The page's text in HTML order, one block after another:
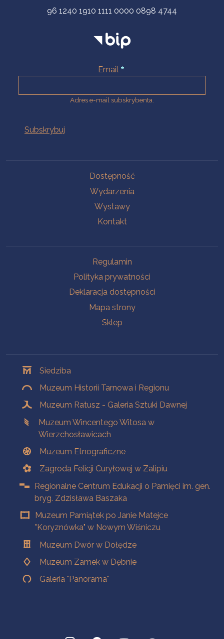
96 1240 1910 1111 0000 0898 4744
Email
Adres e-mail subskrybenta.
Dostępność
Wydarzenia
Wystawy
Kontakt
Regulamin
Polityka prywatności
Deklaracja dostępności
Mapa strony
Sklep
Siedziba
Muzeum Historii Tarnowa i Regionu
Muzeum Ratusz - Galeria Sztuki Dawnej
Muzeum Wincentego Witosa w
Wierzchosławicach
Muzeum Etnograficzne
Zagroda Felicji Curyłowej w Zalipiu
Regionalne Centrum Edukacji o Pamięci im. gen.
bryg. Zdzisława Baszaka
Muzeum Pamiątek po Janie Matejce
"Koryznówka" w Nowym Wiśniczu
Muzeum Dwór w Dołędze
Muzeum Zamek w Dębnie
Galeria "Panorama"